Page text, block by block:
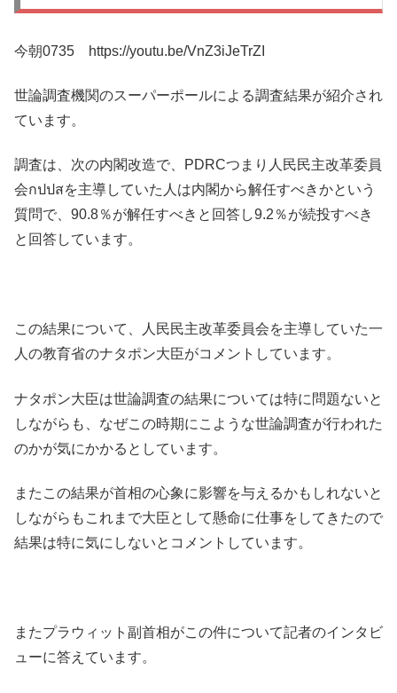
今朝0735 https://youtu.be/VnZ3iJeTrZI
世論調査機関のスーパーポールによる調査結果が紹介され
ています。
調査は、次の内閣改造で、PDRCつまり人民民主改革委員
会กปปสを主導していた人は内閣から解任すべきかという
質問で、90.8％が解任すべきと回答し9.2％が続投すべき
と回答しています。
この結果について、人民民主改革委員会を主導していた一
人の教育省のナタポン大臣がコメントしています。
ナタポン大臣は世論調査の結果については特に問題ないと
しながらも、なぜこの時期にこような世論調査が行われた
のかが気にかかるとしています。
またこの結果が首相の心象に影響を与えるかもしれないと
しながらもこれまで大臣として懸命に仕事をしてきたので
結果は特に気にしないとコメントしています。
またプラウィット副首相がこの件について記者のインタビ
ューに答えています。